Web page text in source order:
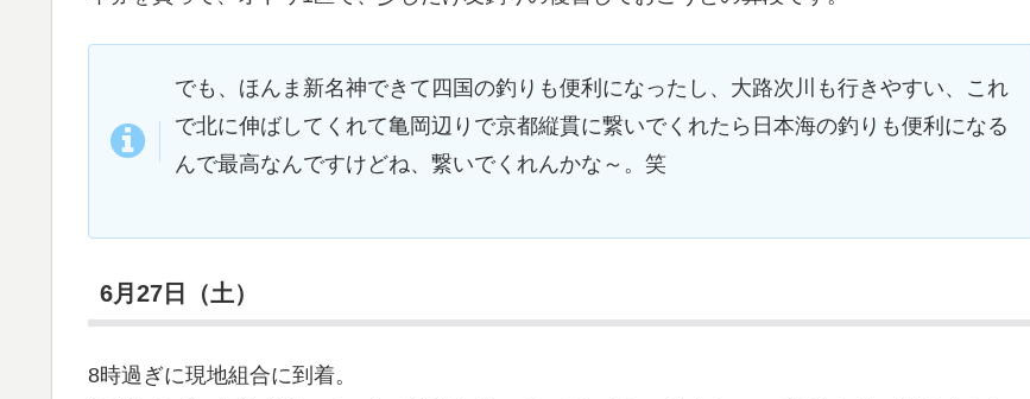
でも、ほんま新名神できて四国の釣りも便利になったし、大路次川も行きやすい、これ
で北に伸ばしてくれて亀岡辺りで京都縦貫に繋いでくれたら日本海の釣りも便利になる
んで最高なんですけどね、繋いでくれんかな～。笑
6月27日（土）
8時過ぎに現地組合に到着。